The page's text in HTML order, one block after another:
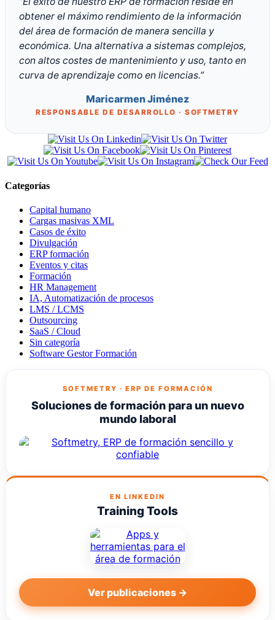
obtener el máximo rendimiento de la información
del área de formación de manera sencilla y
económica. Una alternativa a sistemas complejos,
con altos costes de mantenimiento y uso, tanto en
curva de aprendizaje como en licencias.”
Maricarmen Jiménez
RESPONSABLE DE DESARROLLO · SOFTMETRY
Categorías
Capital humano
Cargas masivas XML
Casos de éxito
Divulgación
ERP formación
Eventos y citas
Formación
HR Management
IA, Automatización de procesos
LMS / LCMS
Outsourcing
SaaS / Cloud
Sin categoría
Software Gestor Formación
SOFTMETRY · ERP DE FORMACIÓN
Soluciones de formación para un nuevo
mundo laboral
EN LINKEDIN
Training Tools
Ver publicaciones →